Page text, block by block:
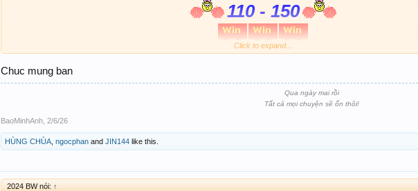
110 - 150
Click to expand...
Chuc mung ban
Qua ngày mai rồi
Tất cả mọi chuyện sẽ ổn thôi!
BaoMinhAnh 2/6/26
HÙNG CHÙA ngocphan and JIN144 like this.
2024 BW nói: ↑